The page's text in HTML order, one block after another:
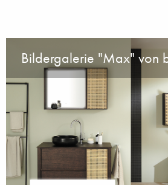
Bildergalerie "Max" von